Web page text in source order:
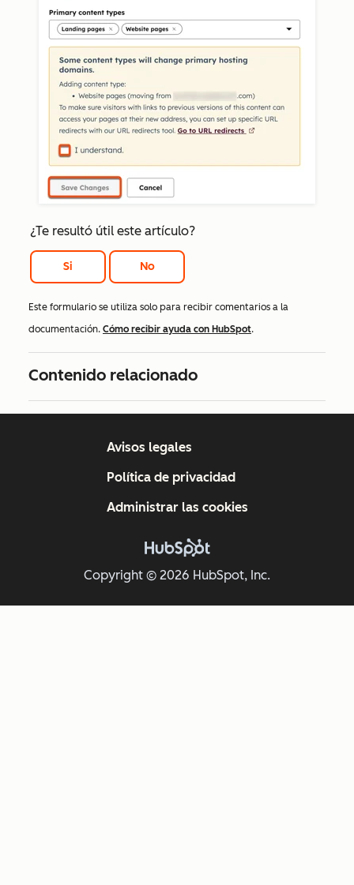
¿Te resultó útil este artículo?
Si No
Este formulario se utiliza solo para recibir comentarios a la
documentación. Cómo recibir ayuda con HubSpot.
Contenido relacionado
Copyright © 2026 HubSpot, Inc.
Avisos legales
Política de privacidad
Administrar las cookies